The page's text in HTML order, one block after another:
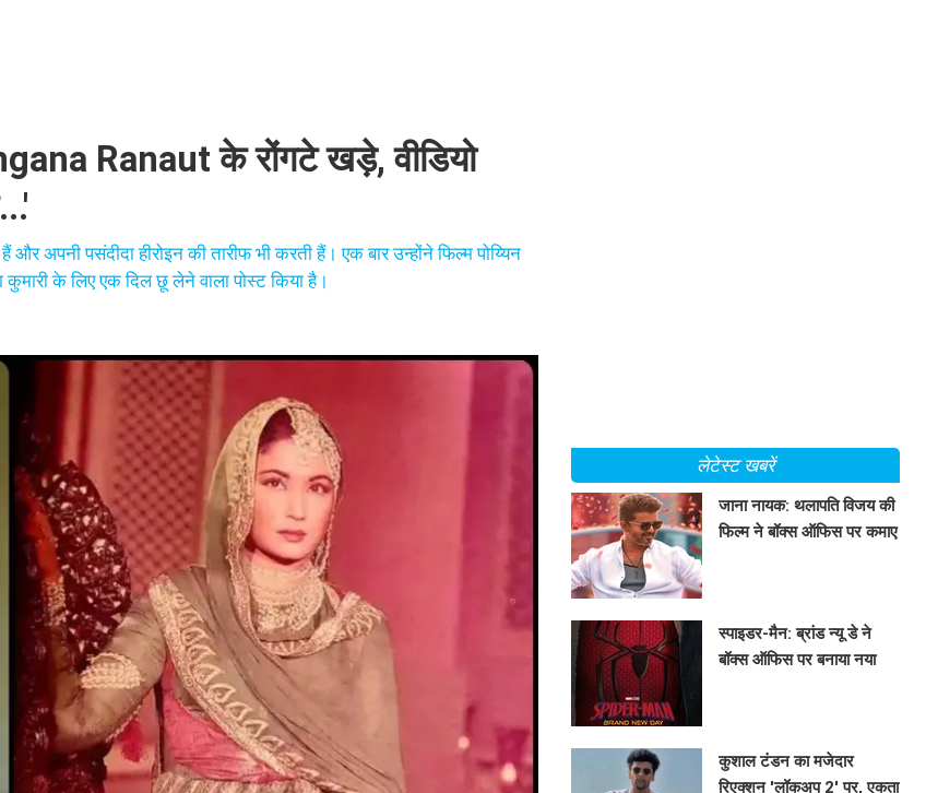
Ranaut के रोंगटे खड़े, वीडियो
अपनी पसंदीदा हीरोइन की तारीफ भी करती हैं। एक बार उन्होंने फिल्म पोय्यिन
कुमारी के लिए एक दिल छू लेने वाला पोस्ट किया है।
लेटेस्ट खबरें
जाना नायक: थलापति विजय की
फिल्म ने बॉक्स ऑफिस पर कमाए
स्पाइडर-मैन: ब्रांड न्यू डे ने
बॉक्स ऑफिस पर बनाया नया
कुशाल टंडन का मजेदार
रिएक्शन 'लॉकअप 2' पर, एकता